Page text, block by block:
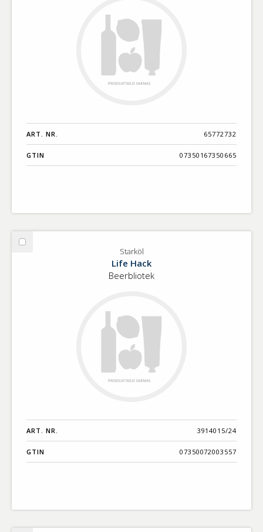
ART. NR. 65772732
GTIN 07350167350665
Välj
Starköl
Life Hack
Beerbliotek
ART. NR. 3914015/24
GTIN 07350072003557